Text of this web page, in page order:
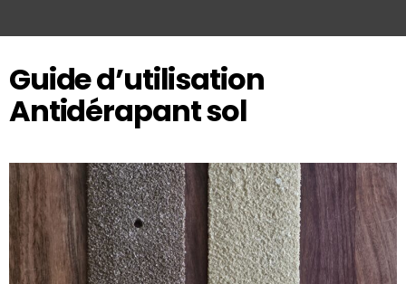
Guide d’utilisation
Antidérapant sol